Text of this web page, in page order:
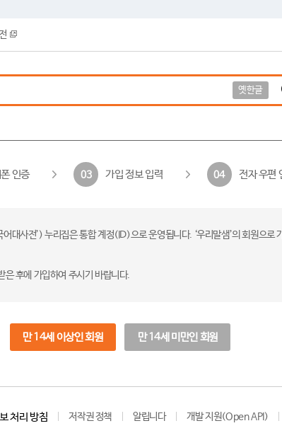
옛한글
인증 03 가입 정보 입력 04 전자 우편
대사전’) 누리집은 통합 계정(ID)으로 운영됩니다. ‘우리말샘’의 회원으
후에 가입하여 주시기 바랍니다.
만 14세 이상인 회원 만 14세 미만인 회원
처리 방침 저작권 정책 알립니다 개발 지원(Open API)